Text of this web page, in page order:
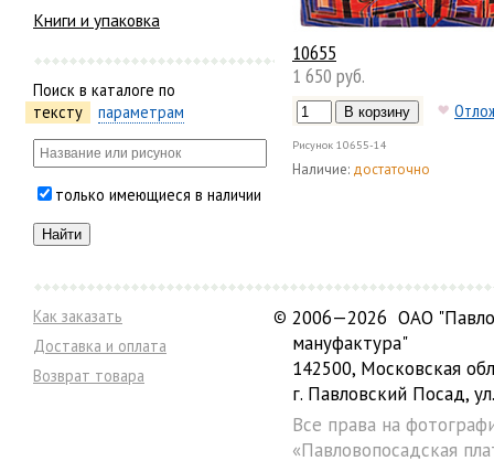
Книги и упаковка
Поиск в каталоге по
тексту
параметрам
только имеющиеся в наличии
10655
1 650 руб.
Рисунок 10655-14
Наличие: достаточно
Как заказать
Доставка и оплата
Возврат товара
© 2006—2026 ОАО
мануфактура"
142500, Московская
г. Павловский Посад,
Все права на
«Павловопосадская